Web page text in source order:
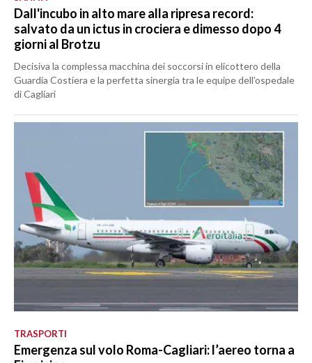
Dall'incubo in alto mare alla ripresa record:
salvato da un ictus in crociera e dimesso dopo 4
giorni al Brotzu
Decisiva la complessa macchina dei soccorsi in elicottero della
Guardia Costiera e la perfetta sinergia tra le equipe dell'ospedale
di Cagliari
TRASPORTI
Emergenza sul volo Roma-Cagliari: l’aereo torna a